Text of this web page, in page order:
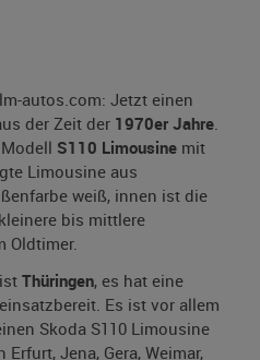
autos.com: Jetzt einen
der Zeit der 1970er Jahre.
S110 Limousine mit
Limousine aus
weiß, innen ist die
bis mittlere
Oldtimer.
Thüringen, es hat eine
Es ist vor allem
Skoda S110 Limousine
Jena, Gera, Weimar,